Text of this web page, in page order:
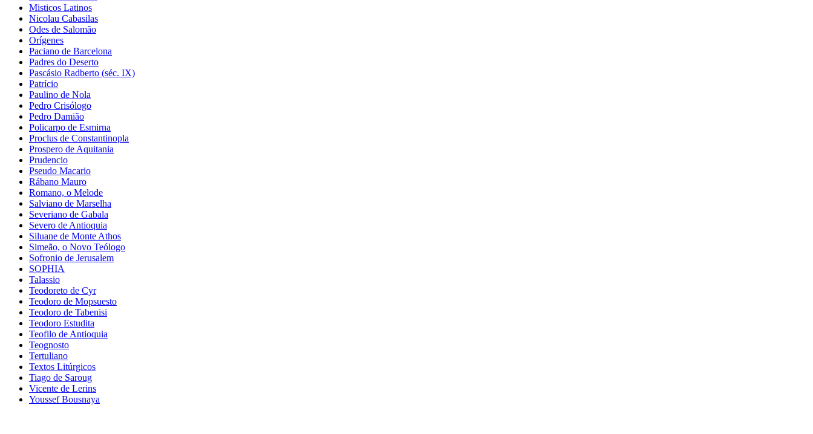
Misticos Latinos
Nicolau Cabasilas
Odes de Salomão
Orígenes
Paciano de Barcelona
Padres do Deserto
Pascásio Radberto (séc. IX)
Patrício
Paulino de Nola
Pedro Crisólogo
Pedro Damião
Policarpo de Esmirna
Proclus de Constantinopla
Prospero de Aquitania
Prudencio
Pseudo Macario
Rábano Mauro
Romano, o Melode
Salviano de Marselha
Severiano de Gabala
Severo de Antioquia
Siluane de Monte Athos
Simeão, o Novo Teólogo
Sofronio de Jerusalem
SOPHIA
Talassio
Teodoreto de Cyr
Teodoro de Mopsuesto
Teodoro de Tabenisi
Teodoro Estudita
Teofilo de Antioquia
Teognosto
Tertuliano
Textos Litúrgicos
Tiago de Saroug
Vicente de Lerins
Youssef Bousnaya